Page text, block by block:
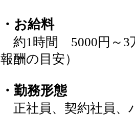
・お給料
約1時間 5000円～3
報酬の目安）
・勤務形態
正社員、契約社員、